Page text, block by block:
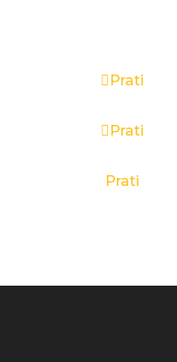
Prati
Prati
Prati